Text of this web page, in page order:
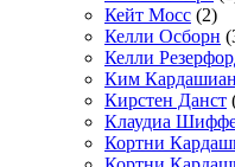
Кейт Мосс (2)
Келли Осборн
Келли
Ким Кардашиан
Кирстен Данст
Клаудиа
Кортни